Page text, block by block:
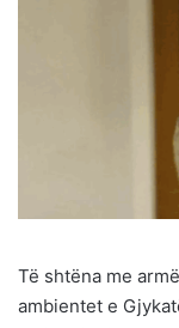
Të shtëna me
ambientet e